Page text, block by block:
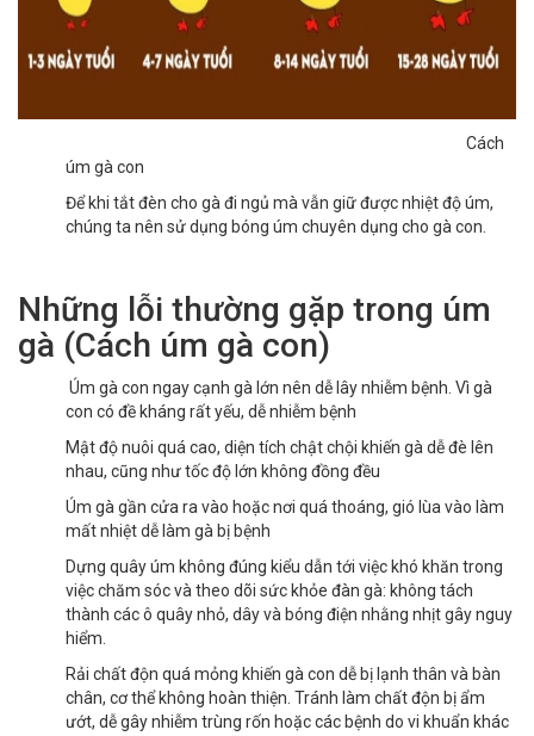
Cách
úm gà con
Để khi tắt đèn cho gà đi ngủ mà vẫn giữ được nhiệt độ úm,
chúng ta nên sử dụng bóng úm chuyên dụng cho gà con.
Những lỗi thường gặp trong úm
gà (Cách úm gà con)
Úm gà con ngay cạnh gà lớn nên dễ lây nhiễm bệnh. Vì gà
con có đề kháng rất yếu, dễ nhiễm bệnh
Mật độ nuôi quá cao, diện tích chật chội khiến gà dễ đè lên
nhau, cũng như tốc độ lớn không đồng đều
Úm gà gần cửa ra vào hoặc nơi quá thoáng, gió lùa vào làm
mất nhiệt dễ làm gà bị bệnh
Dựng quây úm không đúng kiểu dẫn tới việc khó khăn trong
việc chăm sóc và theo dõi sức khỏe đàn gà: không tách
thành các ô quây nhỏ, dây và bóng điện nhằng nhịt gây nguy
hiểm.
Rải chất độn quá mỏng khiến gà con dễ bị lạnh thân và bàn
chân, cơ thể không hoàn thiện. Tránh làm chất độn bị ẩm
ướt, dễ gây nhiễm trùng rốn hoặc các bệnh do vi khuẩn khác